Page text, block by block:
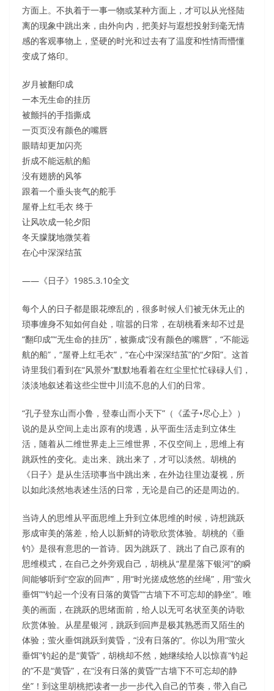
方面上。不执着于一事一物或某种方面上，才可以从光怪陆
离的现象中跳出来，由外向内，把美好与遐想投射到毫无情
感的客观事物上，坚硬的时光和过去有了温度和性情而懵懂
变成了烙印。
岁月被翻印成
一本无生命的挂历
被颤抖的手指撕成
一页页没有颜色的嘴唇
眼睛却更加闪亮
折成不能远航的船
没有翅膀的风筝
跟着一个垂头丧气的舵手
屋脊上红毛衣 终于
让风吹成一轮夕阳
冬天朦胧地微笑着
在心中深深结茧
——《日子》1985.3.10全文
每个人的日子都是眼花缭乱的，很多时候人们被无休无止的
琐事缠身不知如何自处，喧嚣的日常，在胡桃看来却不过是
“翻印成”“无生命的挂历”，被撕成“没有颜色的嘴唇”，“不能远
航的船”，“屋脊上红毛衣”，“在心中深深结茧”的“夕阳”。这首
诗里我们看到在“风景外”默默地看着在红尘里忙忙碌碌人们，
淡淡地叙述着这些尘世中川流不息的人们的日常。
“孔子登东山而小鲁，登泰山而小天下”（《孟子•尽心上》）
说的是从空间上走出原有的境遇，从平面生活走到立体生
活，随着从二维世界走上三维世界，不仅空间上，思维上有
跳跃性的变化。走出来、跳出来了，才可以淡然。胡桃的
《日子》是从生活琐事当中跳出来，在外边往里边凝视，所
以如此淡然地表述生活的日常，无论是自己的还是周边的。
当诗人的思维从平面思维上升到立体思维的时候，诗想跳跃
形成审美的落差，给人以新鲜的诗歌欣赏体验。胡桃的《垂
钓》是很有意思的一首诗。因为跳跃了、跳出了自己原有的
思维模式，在自己之外旁观自己，胡桃从“星星落下银河”的瞬
间能够听到“空寂的回声”，用“时光搓成悠悠的丝绳”，用“萤火
垂饵”“钓起一个没有日落的黄昏”“古墙下不可忘却的静坐”。唯
美的画面，在跳跃的思绪面前，给人以无可名状至美的诗歌
欣赏体验。从星星银河，跳跃到回声是极其熟悉而又陌生的
体验；萤火垂饵跳跃到黄昏，“没有日落的”。你以为用“萤火
垂饵”钓起的是“黄昏”，胡桃却不然，她继续给人以惊喜“钓起
的”不是“黄昏”，在“没有日落的黄昏”“古墙下不可忘却的静
坐”！到这里胡桃把读者一步一步代入自己的节奏，带入自己